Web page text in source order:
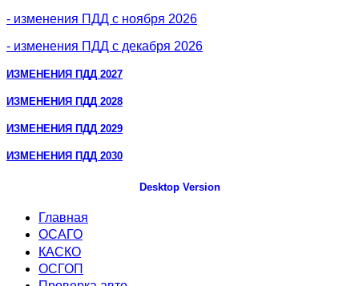
- изменения ПДД с ноября 2026
- изменения ПДД с декабря 2026
ИЗМЕНЕНИЯ ПДД 2027
ИЗМЕНЕНИЯ ПДД 2028
ИЗМЕНЕНИЯ ПДД 2029
ИЗМЕНЕНИЯ ПДД 2030
Desktop Version
Главная
ОСАГО
КАСКО
ОСГОП